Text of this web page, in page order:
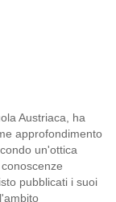
Austriaca, ha
approfondimento
un'ottica
pubblicati i suoi